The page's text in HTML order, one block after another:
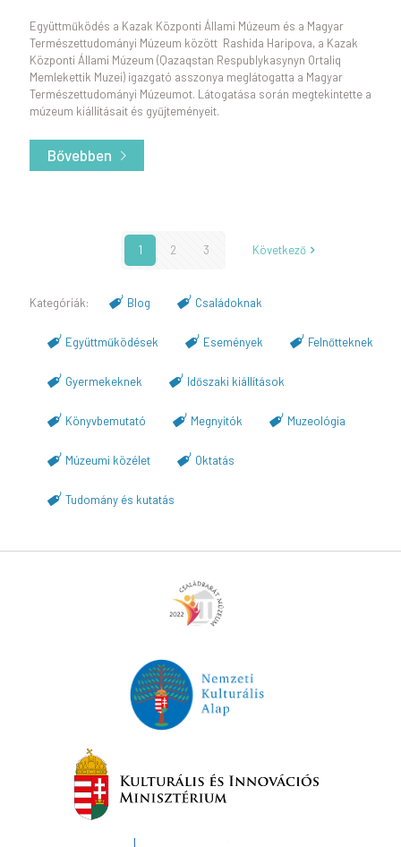
Blog Családoknak
Együttműködések Események Felnőtteknek
Gyermekeknek Időszaki kiállítások
Könyvbemutató Megnyitók Muzeológia
Múzeumi közélet Oktatás
Tudomány és kutatás
Együttműködés a Kazak Központi Állami Múzeum és a Magyar
Természettudományi Múzeum között Rashida Haripova, a Kazak
Központi Állami Múzeum (Qazaqstan Respublykasynyn Ortaliq
Memlekettik Muzei) igazgató asszonya meglátogatta a Magyar
Természettudományi Múzeumot. Látogatása során megtekintette a
múzeum kiállításait és gyűjteményeit.
Bővebben
- Együttműködés a Kazak Központi Állami
1 2 3 Következő